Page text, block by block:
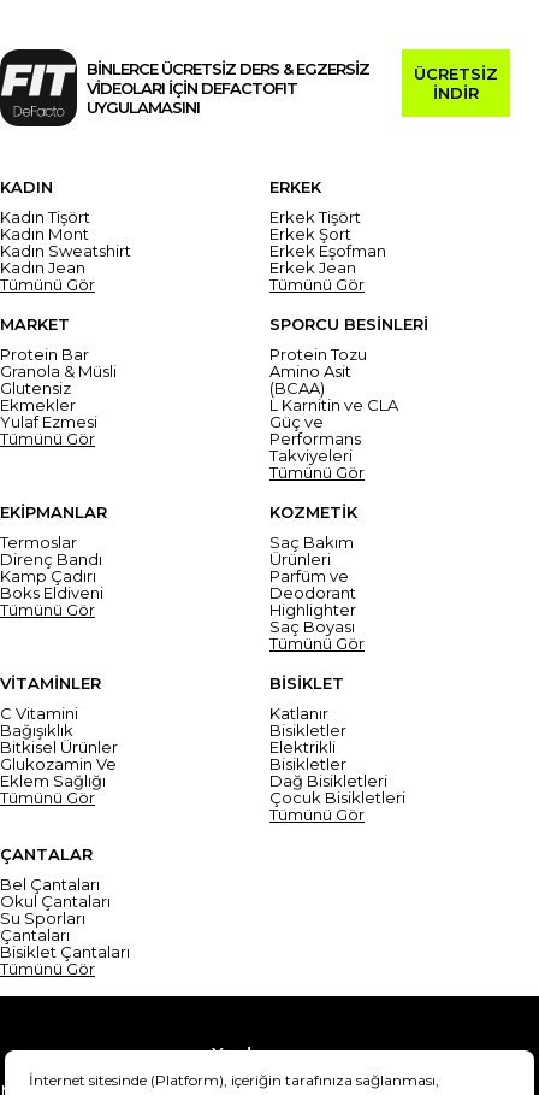
BİNLERCE ÜCRETSİZ DERS & EGZERSİZ
VİDEOLARI İÇİN DEFACTOFIT
UYGULAMASINI
ÜCRETSİZ
İNDİR
KADIN
Kadın Tişört
Kadın Mont
Kadın Sweatshirt
Kadın Jean
Tümünü Gör
ERKEK
Erkek Tişört
Erkek Şort
Erkek Eşofman
Erkek Jean
Tümünü Gör
MARKET
Protein Bar
Granola & Müsli
Glutensiz
Ekmekler
Yulaf Ezmesi
Tümünü Gör
SPORCU BESİNLERİ
Protein Tozu
Amino Asit
(BCAA)
L Karnitin ve CLA
Güç ve
Performans
Takviyeleri
Tümünü Gör
EKİPMANLAR
Termoslar
Direnç Bandı
Kamp Çadırı
Boks Eldiveni
Tümünü Gör
KOZMETİK
Saç Bakım
Ürünleri
Parfüm ve
Deodorant
Highlighter
Saç Boyası
Tümünü Gör
VİTAMİNLER
C Vitamini
Bağışıklık
Bitkisel Ürünler
Glukozamin Ve
Eklem Sağlığı
Tümünü Gör
BİSİKLET
Katlanır
Bisikletler
Elektrikli
Bisikletler
Dağ Bisikletleri
Çocuk Bisikletleri
Tümünü Gör
ÇANTALAR
Bel Çantaları
Okul Çantaları
Su Sporları
Çantaları
Bisiklet Çantaları
Tümünü Gör
Yardım